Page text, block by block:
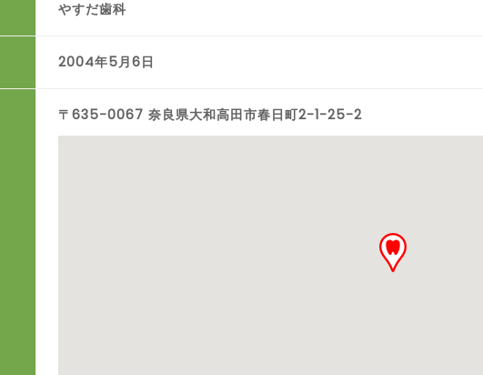
やすだ歯科
2004年5月6日
〒635-0067 奈良県大和高田市春日町2-1-25-2